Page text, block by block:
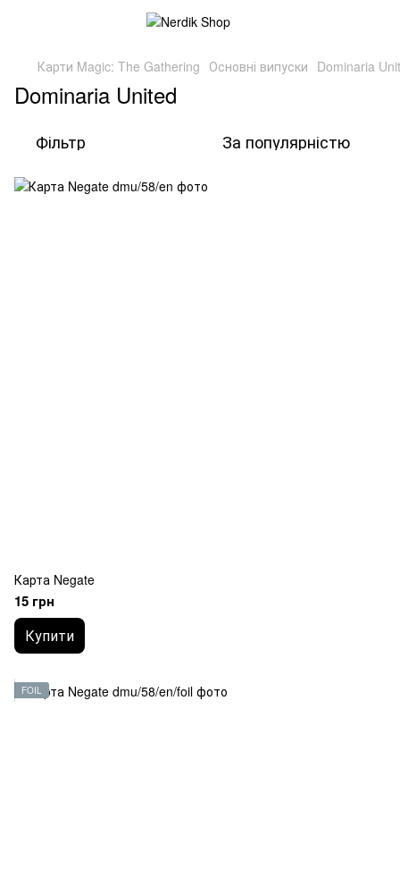
Карти Magic: The Gathering Основні випуски Dominaria
Dominaria United
Фільтр За популярністю
Карта Negate
15 грн
Купити
FOIL